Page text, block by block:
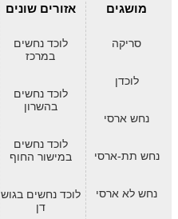
מושגים
סריקה
לוכדן
נחש ארסי
נחש תת-ארסי
נחש לא ארסי
אזורים שונים
לוכד נחשים
במרכז
לוכד נחשים
בהשרון
לוכד נחשים
במישור החוף
לוכד נחשים בגוש
דן